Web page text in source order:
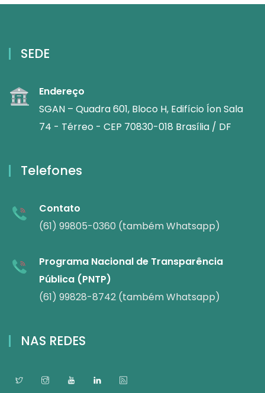
SEDE
Endereço
SGAN – Quadra 601, Bloco H, Edifício Íon Sala
74 - Térreo - CEP 70830-018 Brasília / DF
Telefones
Contato
(61) 99805-0360 (também Whatsapp)
Programa Nacional de Transparência
Pública (PNTP)
(61) 99828-8742 (também Whatsapp)
NAS REDES